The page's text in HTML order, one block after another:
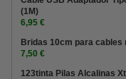
(1M)
6,95 €
Bridas 10cm para cables
7,50 €
123tinta Pilas Alcalinas